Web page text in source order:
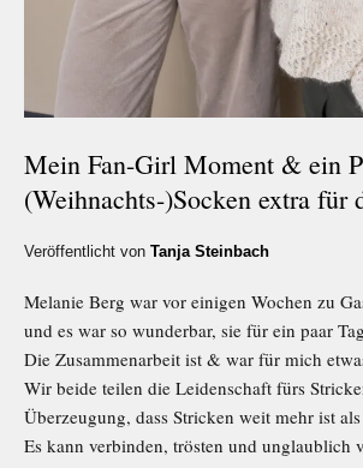
Mein Fan-Girl Moment & ein
(Weihnachts-)Socken extra für
Veröffentlicht von Tanja Steinbach
Melanie Berg war vor einigen Wochen zu
und es war so wunderbar, sie für ein paar
Die Zusammenarbeit ist & war für mich
Wir beide teilen die Leidenschaft fürs
Überzeugung, dass Stricken weit mehr ist
Es kann verbinden, trösten und unglaublich